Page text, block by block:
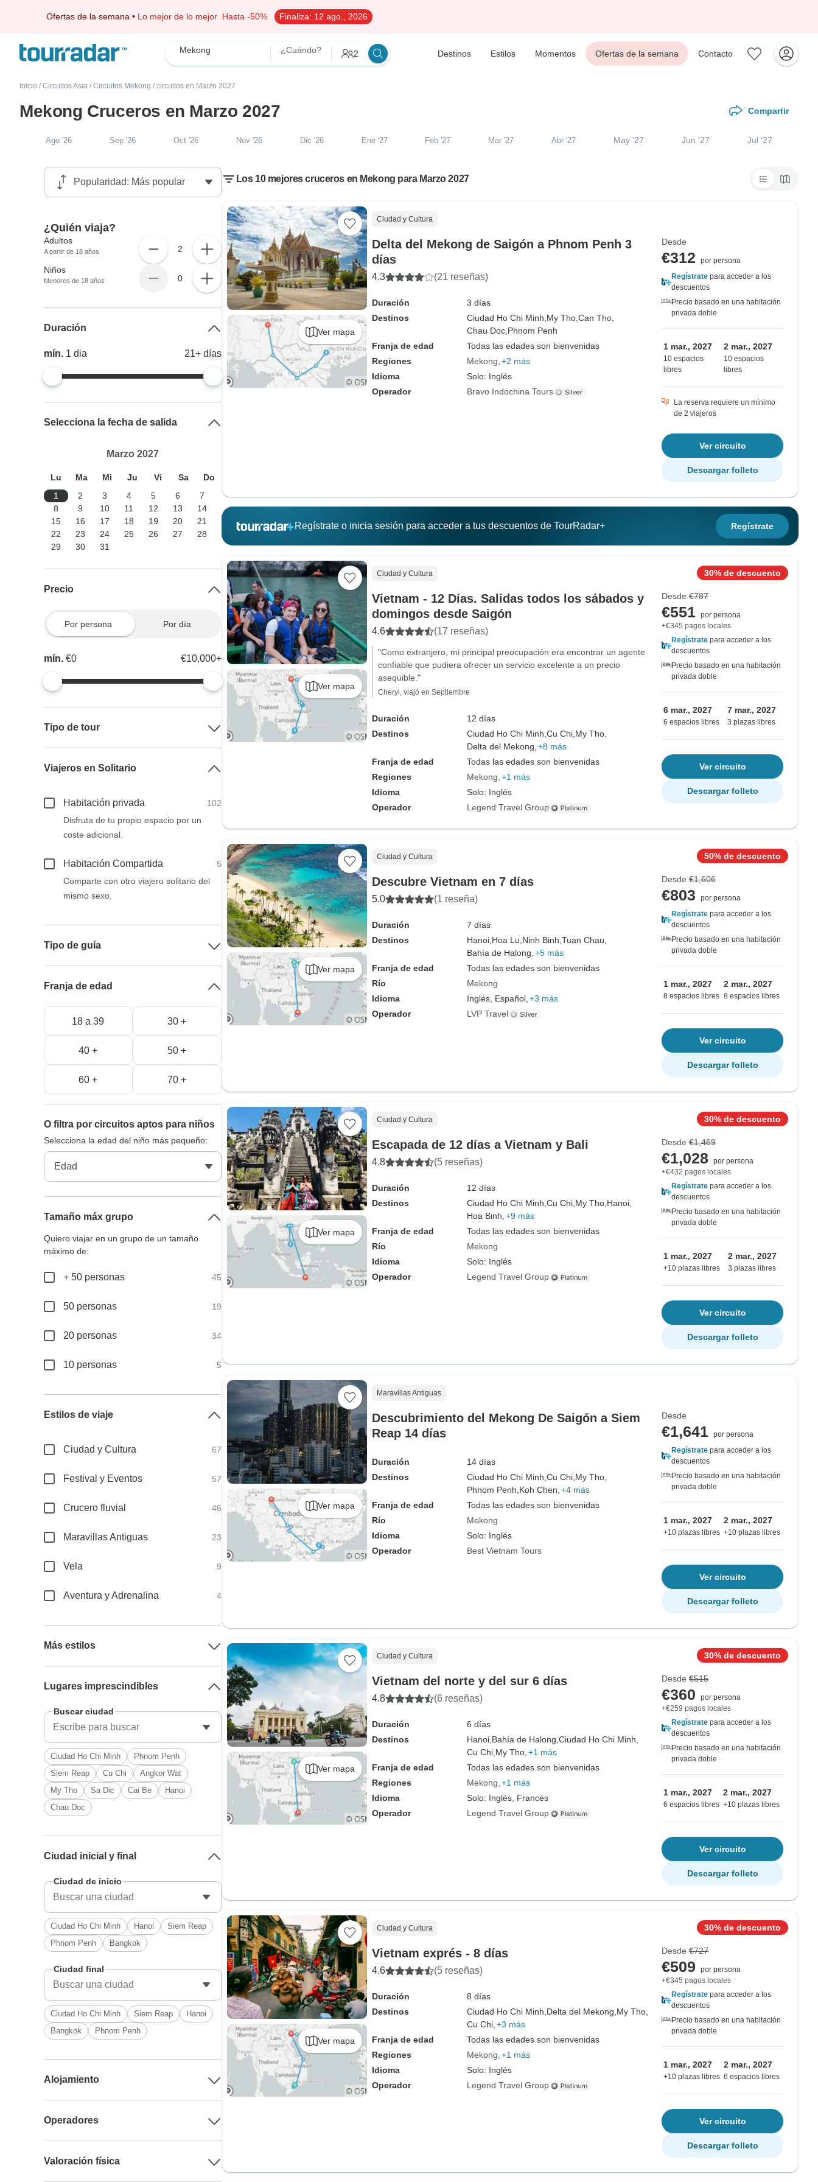
Ofertas de la semana • Lo mejor de lo mejor Hasta -50% Finaliza: 12 ago., 2026
Mekong ¿Cuándo? 2 Destinos Estilos Momentos Ofertas de la semana Contacto
Inicio / Circuitos Asia / Circuitos Mekong / circuitos en Marzo 2027
Mekong Cruceros en Marzo 2027 Compartir
Ago '26 Sep '26 Oct '26 Nov '26 Dic '26 Ene '27 Feb '27 Mar '27 Abr '27 May '27 Jun '27 Jul '27
Los 10 mejores cruceros en Mekong para Marzo 2027
Ver mapa
Ciudad y Cultura
Delta del Mekong de Saigón a Phnom Penh 3
días
4.3 (21 reseñas)
Duración
3 días
Destinos
Ciudad Ho Chi Minh, My Tho, Can Tho,
Chau Doc, Phnom Penh
Franja de edad
Todas las edades son bienvenidas
Regiones
Mekong +2 más
Idioma
Solo: Inglés
Operador
Bravo Indochina Tours
Desde
€312
por persona
Regístrate para acceder a los
descuentos
Precio basado en una habitación
privada doble
1 mar., 2027
10 espacios
libres
2 mar., 2027
10 espacios
libres
La reserva requiere un mínimo
de 2 viajeros
Ver circuito
Descargar folleto
Regístrate o inicia sesión para acceder a tus descuentos de TourRadar+ Regístrate
Ver mapa
Ciudad y Cultura
Vietnam - 12 Días. Salidas todos los sábados y
domingos desde Saigón
4.6 (17 reseñas)
"Como extranjero, mi principal preocupación era encontrar un agente
confiable que pudiera ofrecer un servicio excelente a un precio
asequible."
Cheryl, viajó en Septiembre
Duración
12 días
Destinos
Ciudad Ho Chi Minh, Cu Chi, My Tho,
Delta del Mekong, +8 más
Franja de edad
Todas las edades son bienvenidas
Regiones
Mekong +1 más
Idioma
Solo: Inglés
Operador
Legend Travel Group
30% de descuento
Desde €787
€551 por persona
+€345 pagos locales
Regístrate para acceder a los
descuentos
Precio basado en una habitación
privada doble
6 mar., 2027
6 espacios libres
7 mar., 2027
3 plazas libres
Ver circuito
Descargar folleto
Ver mapa
Ciudad y Cultura
Descubre Vietnam en 7 días
5.0 (1 reseña)
Duración
7 días
Destinos
Hanoi, Hoa Lu, Ninh Binh, Tuan Chau,
Bahía de Halong, +5 más
Franja de edad
Todas las edades son bienvenidas
Río
Mekong
Idioma
Inglés, Español, +3 más
Operador
LVP Travel
50% de descuento
Desde €1,606
€803
por persona
Regístrate para acceder a los
descuentos
Precio basado en una habitación
privada doble
1 mar., 2027
8 espacios libres
2 mar., 2027
8 espacios libres
Ver circuito
Descargar folleto
Ver mapa
Ciudad y Cultura
Escapada de 12 días a Vietnam y Bali
4.8 (5 reseñas)
Duración
12 días
Destinos
Ciudad Ho Chi Minh, Cu Chi, My Tho, Hanoi,
Hoa Binh, +9 más
Franja de edad
Todas las edades son bienvenidas
Río
Mekong
Idioma
Solo: Inglés
Operador
Legend Travel Group
30% de descuento
Desde €1,469
€1,028
por persona
+€432 pagos locales
Regístrate para acceder a los
descuentos
Precio basado en una habitación
privada doble
1 mar., 2027
+10 plazas libres
2 mar., 2027
3 plazas libres
Ver circuito
Descargar folleto
Ver mapa
Maravillas Antiguas
Descubrimiento del Mekong De Saigón a Siem
Reap 14 días
Duración
14 días
Destinos
Ciudad Ho Chi Minh, Cu Chi, My Tho,
Phnom Penh, Koh Chen, +4 más
Franja de edad
Todas las edades son bienvenidas
Río
Mekong
Idioma
Solo: Inglés
Operador
Best Vietnam Tours
Desde
€1,641 por persona
Regístrate para acceder a los
descuentos
Precio basado en una habitación
privada doble
1 mar., 2027
+10 plazas libres
2 mar., 2027
+10 plazas libres
Ver circuito
Descargar folleto
Ver mapa
Ciudad y Cultura
Vietnam del norte y del sur 6 días
4.8 (6 reseñas)
Duración
6 días
Destinos
Hanoi, Bahía de Halong, Ciudad Ho Chi Minh,
Cu Chi, My Tho, +1 más
Franja de edad
Todas las edades son bienvenidas
Regiones
Mekong +1 más
Idioma
Solo: Inglés, Francés
Operador
Legend Travel Group
30% de descuento
Desde €515
€360
por persona
+€259 pagos locales
Regístrate para acceder a los
descuentos
Precio basado en una habitación
privada doble
1 mar., 2027
6 espacios libres
2 mar., 2027
+10 plazas libres
Ver circuito
Descargar folleto
Ver mapa
Ciudad y Cultura
Vietnam exprés - 8 días
4.6 (5 reseñas)
Duración
8 días
Destinos
Ciudad Ho Chi Minh, Delta del Mekong, My Tho,
Cu Chi, +3 más
Franja de edad
Todas las edades son bienvenidas
Regiones
Mekong +1 más
Idioma
Solo: Inglés
Operador
Legend Travel Group
30% de descuento
Desde €727
€509
por persona
+€345 pagos locales
Regístrate para acceder a los
descuentos
Precio basado en una habitación
privada doble
1 mar., 2027
+10 plazas libres
2 mar., 2027
6 espacios libres
Ver circuito
Descargar folleto
¿Quién viaja?
Adultos
A partir de 18 años 2
Niños
Menores de 18 años 0
Duración
mín. 1dia 21+ días
Selecciona la fecha de salida
Marzo 2027
Lu Ma Mi Ju Vi Sa
Do
1
2 3 4 5 6
7
8
9 10 11 12 13
14
15
16 17 18 19 20
21
22
23 24 25 26 27
28
29
30 31
Precio
Por persona Por día
mín.€0 €10,000+
Tipo de tour
Viajeros en Solitario
Habitación privada
102
Disfruta de tu propio espacio por un
coste adicional.
Habitación Compartida
5
Comparte con otro viajero solitario del
mismo sexo.
Tipo de guía
Franja de edad
18 a 39 30 +
40 + 50 +
60 + 70 +
O filtra por circuitos aptos para niños
Selecciona la edad del niño más pequeño:
Tamaño máx grupo
Quiero viajar en un grupo de un tamaño
máximo de:
+ 50 personas 45
50 personas 19
20 personas 34
10 personas 5
Estilos de viaje
Ciudad y Cultura 67
Festival y Eventos 57
Crucero fluvial 46
Maravillas Antiguas 23
Vela 9
Aventura y Adrenalina 4
Más estilos
Lugares imprescindibles
Buscar ciudad
Ciudad Ho Chi Minh
Phnom Penh
Siem Reap
Cu Chi
Angkor Wat
My Tho
Sa Dic Cai Be
Hanoi
Chau Doc
Ciudad inicial y final
Ciudad de inicio
Ciudad Ho Chi Minh Hanoi
Siem Reap
Phnom Penh
Bangkok
Ciudad final
Ciudad Ho Chi Minh Siem Reap
Hanoi
Bangkok
Phnom Penh
Alojamiento
Operadores
Valoración física